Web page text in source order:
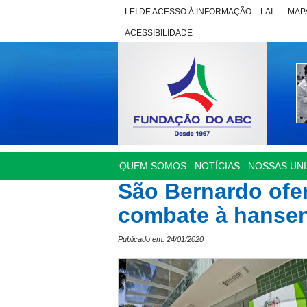
LEI DE ACESSO À INFORMAÇÃO – LAI
ACESSIBILIDADE
QUEM SOMOS NOTÍCIAS NOSSAS
São Bernardo
combate à
Publicado em: 24/01/2020